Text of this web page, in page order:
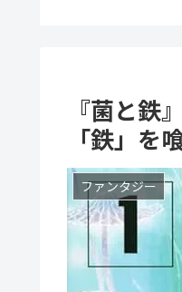
『菌と鉄
「鉄」を
ファンタジー